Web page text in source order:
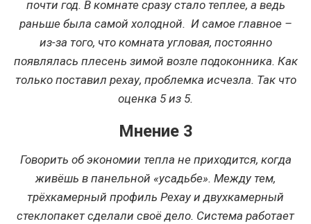
почти год. В комнате сразу стало теплее, а ведь
раньше была самой холодной. И самое главное –
из-за того, что комната угловая, постоянно
появлялась плесень зимой возле подоконника. Как
только поставил рехау, проблемка исчезла. Так что
оценка 5 из 5.
Мнение 3
Говорить об экономии тепла не приходится, когда
живёшь в панельной «усадьбе». Между тем,
трёхкамерный профиль Рехау и двухкамерный
стеклопакет сделали своё дело. Система работает